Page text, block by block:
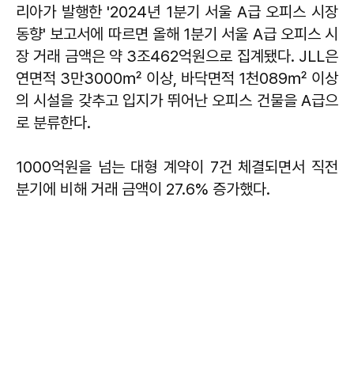
리아가 발행한 '2024년 1분기 서울 A급 오피스 시장
동향' 보고서에 따르면 올해 1분기 서울 A급 오피스 시
장 거래 금액은 약 3조462억원으로 집계됐다. JLL은
연면적 3만3000㎡ 이상, 바닥면적 1천089㎡ 이상
의 시설을 갖추고 입지가 뛰어난 오피스 건물을 A급으
로 분류한다.
1000억원을 넘는 대형 계약이 7건 체결되면서 직전
분기에 비해 거래 금액이 27.6% 증가했다.